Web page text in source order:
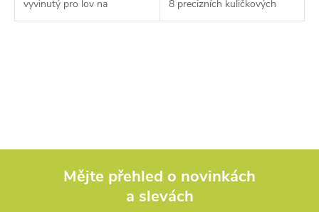
vyvinutý pro lov na
položenou a se splávkem na
8 precizních kuličkových
ložisek počítačem
á
Mějte přehled o novinkách
a slevách